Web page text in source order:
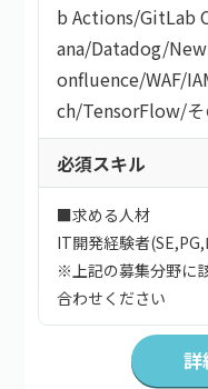
b Actions/GitLab
ana/Datadog/
onfluence/WAF/
ch/TensorFlow/
必須スキル
■求める人材
IT開発経験者(SE,PG,
※上記の募集分野に
合わせください
詳